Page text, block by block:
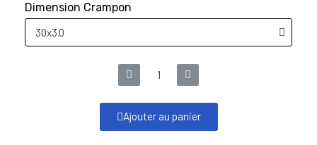
Dimension Crampon
Ajouter au panier